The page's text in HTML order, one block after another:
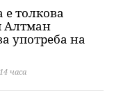
е толкова
Алтман
употреба на
часа